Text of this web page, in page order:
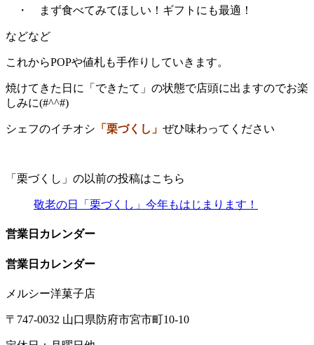
・ まず食べてみてほしい！ギフトにも最適！
などなど
これからPOPや値札も手作りしていきます。
焼けてきた日に「できたて」の状態で店頭に出ますのでお楽
しみに(#^^#)
シェフのイチオシ 「栗づくし」 ぜひ味わってください
「栗づくし」の以前の投稿はこちら
敬老の日「栗づくし」今年もはじまります！
営業日カレンダー
営業日カレンダー
メルシー洋菓子店
〒747-0032 山口県防府市宮市町10-10